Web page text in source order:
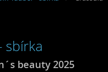
sbírka
beauty 2025